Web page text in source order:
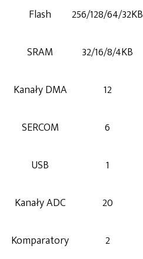
Flash 256/128/64/32KB
SRAM 32/16/8/4KB
Kanały DMA 12
SERCOM 6
USB 1
Kanały ADC 20
Komparatory 2